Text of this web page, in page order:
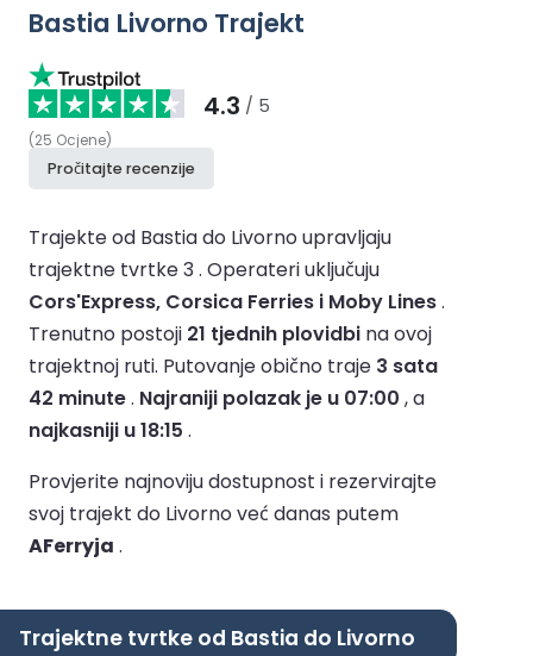
Bastia Livorno Trajekt
4.3 / 5
(25 Ocjene)
Pročitajte recenzije
Trajekte od Bastia do Livorno upravljaju
trajektne tvrtke 3 . Operateri uključuju
Cors'Express, Corsica Ferries i Moby Lines.
Trenutno postoji 21 tjednih plovidbi na ovoj
trajektnoj ruti. Putovanje obično traje 3 sata
42 minute. Najraniji polazak je u 07:00 , a
najkasniji u 18:15 .
Provjerite najnoviju dostupnost i rezervirajte
svoj trajekt do Livorno već danas putem
AFerryja .
Trajektne tvrtke od Bastia do Livorno